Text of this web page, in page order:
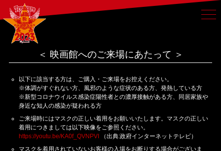
＜ 映画館へのご来場にあたって ＞
以下に該当する方は、ご購入・ご来場をお控えください。
※体調がすぐれない方、風邪のような症状のある方、発熱している方
※新型コロナウイルス感染症陽性者との濃厚接触がある方、同居家族や
身近な知人の感染が疑われる方
ご来場時にはマスクの正しい着用をお願いいたします。マスクの正しい
着用につきましては以下映像をご参照ください。
https://youtu.be/KA0f_QVNPVI
（出典:政府インターネットテレビ）
マスクを着用されていないお客様の入場をお断りする場合がございま